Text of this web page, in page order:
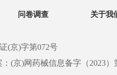
问卷调查 关于我
(京)字第072号
(京)网药械信息备字（2023）